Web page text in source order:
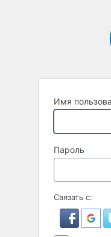
Имя
Пароль
Связать с: